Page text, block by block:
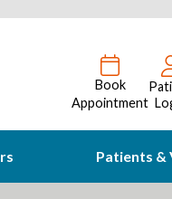
Book
Appointment
Patients &